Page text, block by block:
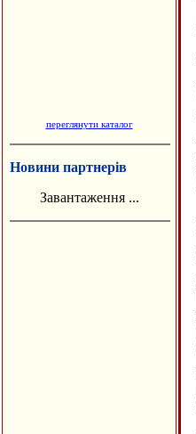
переглянути каталог
Новини партнерів
Завантаження ...